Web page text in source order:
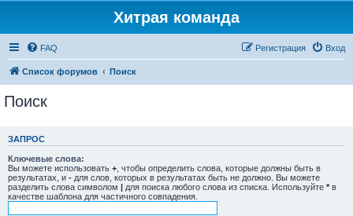
Хитрая команда
FAQ Вход
Регистрация
Список форумов Поиск
Поиск
ЗАПРОС
Ключевые слова:
Вы можете использовать + , чтобы определить слова, которые должны быть в
результатах, и - для слов, которых в результатах быть не должно. Вы можете
разделить слова символом | для поиска любого слова из списка. Используйте * в
качестве шаблона для частичного совпадения.